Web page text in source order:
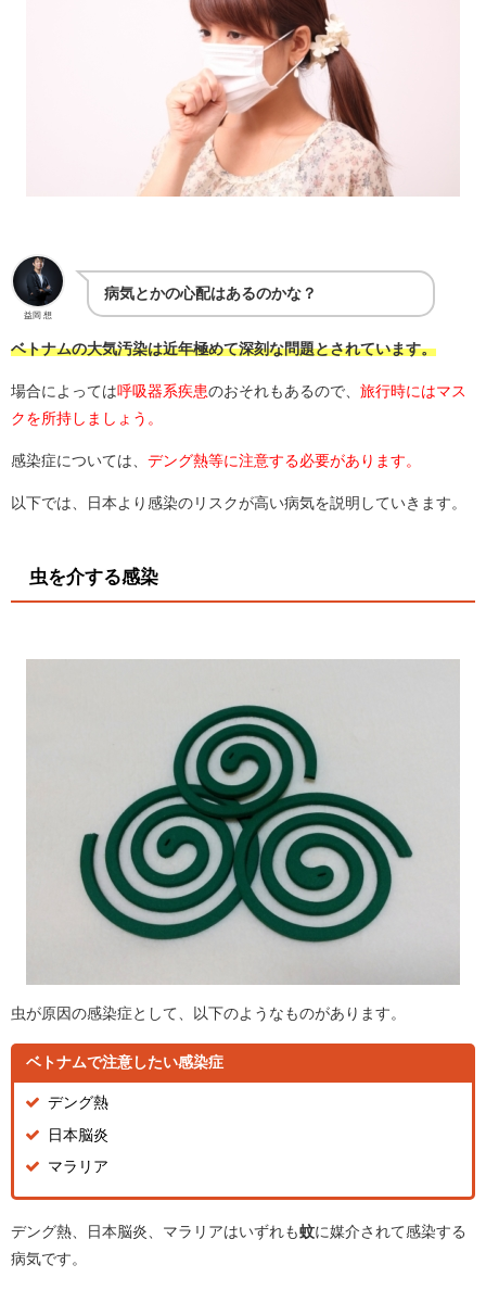
益岡 想
病気とかの心配はあるのかな？
ベトナムの大気汚染は近年極めて深刻な問題とされています。
場合によっては呼吸器系疾患のおそれもあるので、 旅行時にはマス
クを所持しましょう。
感染症については、 デング熱等に注意する必要があります。
以下では、日本より感染のリスクが高い病気を説明していきます。
虫を介する感染
虫が原因の感染症として、以下のようなものがあります。
ベトナムで注意したい感染症
デング熱
日本脳炎
マラリア
デング熱、日本脳炎、マラリアはいずれも蚊に媒介されて感染する
病気です。